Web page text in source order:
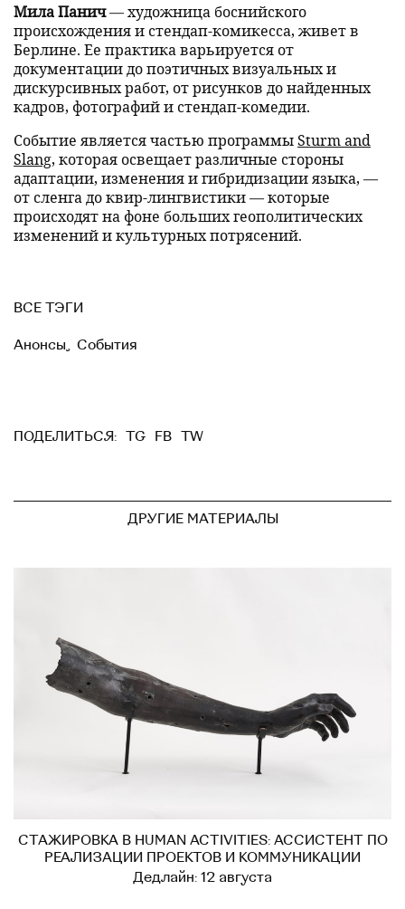
Мила Панич— художница боснийского
происхождения и стендап-комикесса, живет в
Берлине. Ее практика варьируется от
документации до поэтичных визуальных и
дискурсивных работ, от рисунков до найденных
кадров, фотографий и стендап-комедии.
Событие является частью программыSturm and
Slang, которая освещает различные стороны
адаптации, изменения и гибридизации языка, —
от сленга до квир-лингвистики — которые
происходят на фоне больших геополитических
изменений и культурных потрясений.
ВСЕ ТЭГИ
Анонсы, События
ПОДЕЛИТЬСЯ: TG FB TW
ДРУГИЕ МАТЕРИАЛЫ
СТАЖИРОВКА В HUMAN ACTIVITIES: АССИСТЕНТ ПО
РЕАЛИЗАЦИИ ПРОЕКТОВ И КОММУНИКАЦИИ
Дедлайн: 12 августа